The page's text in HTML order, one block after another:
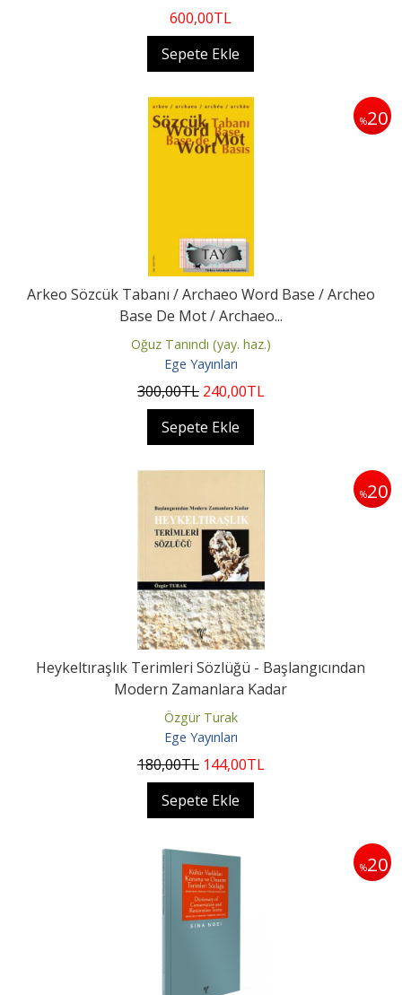
600,00TL
Sepete Ekle
%20
Arkeo Sözcük Tabanı / Archaeo Word Base / Archeo
Base De Mot / Archaeo...
Oğuz Tanındı (yay. haz.)
Ege Yayınları
300,00TL 240,00TL
Sepete Ekle
%20
Heykeltıraşlık Terimleri Sözlüğü - Başlangıcından
Modern Zamanlara Kadar
Özgür Turak
Ege Yayınları
180,00TL 144,00TL
Sepete Ekle
%20